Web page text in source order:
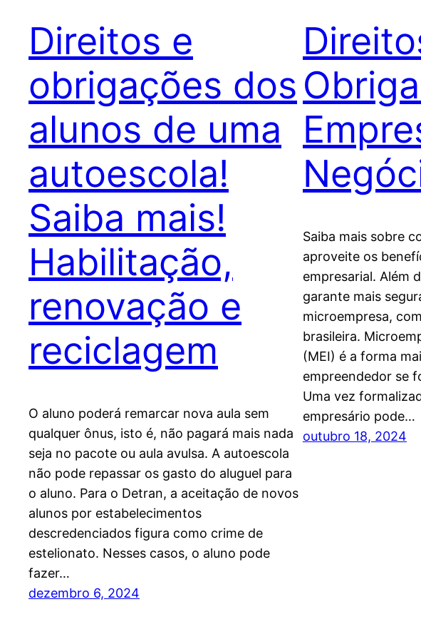
Direitos e
obrigações dos
alunos de uma
autoescola!
Saiba mais!
Habilitação,
renovação e
reciclagem
O aluno poderá remarcar nova aula sem
qualquer ônus, isto é, não pagará mais nada
seja no pacote ou aula avulsa. A autoescola
não pode repassar os gasto do aluguel para
o aluno. Para o Detran, a aceitação de novos
alunos por estabelecimentos
descredenciados figura como crime de
estelionato. Nesses casos, o aluno pode
fazer…
dezembro 6, 2024
Saiba mais sobre
aproveite os
empresarial. Além
garante mais
microempresa,
brasileira.
(MEI) é a forma
empreendedor se
Uma vez
empresário pode…
outubro 18, 2024